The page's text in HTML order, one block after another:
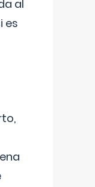
al
es